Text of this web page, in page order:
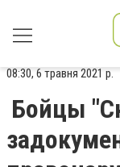
08:30, 6 травня 2021 р.
Бойцы